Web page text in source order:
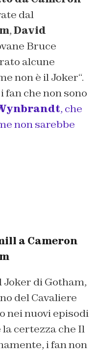
dal
,David
Bruce
alcune
non è il Joker“.
che non sono
, che
non sarebbe
a Cameron
Joker di Gotham,
del Cavaliere
nei nuovi episodi
la certezza che Il
i fan non